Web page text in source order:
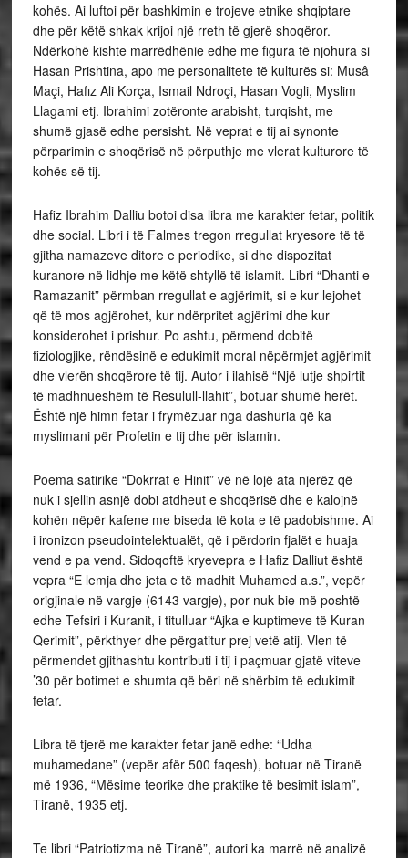
kohës. Ai luftoi për bashkimin e trojeve etnike shqiptare
dhe për këtë shkak krijoi një rreth të gjerë shoqëror.
Ndërkohë kishte marrëdhënie edhe me figura të njohura si
Hasan Prishtina, apo me personalitete të kulturës si: Musâ
Maçi, Hafız Ali Korça, Ismail Ndroçi, Hasan Vogli, Myslim
Llagami etj. Ibrahimi zotëronte arabisht, turqisht, me
shumë gjasë edhe persisht. Në veprat e tij ai synonte
përparimin e shoqërisë në përputhje me vlerat kulturore të
kohës së tij.
Hafiz Ibrahim Dalliu botoi disa libra me karakter fetar, politik
dhe social. Libri i të Falmes tregon rregullat kryesore të të
gjitha namazeve ditore e periodike, si dhe dispozitat
kuranore në lidhje me këtë shtyllë të islamit. Libri “Dhanti e
Ramazanit” përmban rregullat e agjërimit, si e kur lejohet
që të mos agjërohet, kur ndërpritet agjërimi dhe kur
konsiderohet i prishur. Po ashtu, përmend dobitë
fiziologjike, rëndësinë e edukimit moral nëpërmjet agjërimit
dhe vlerën shoqërore të tij. Autor i ilahisë “Një lutje shpirtit
të madhnueshëm të Resulull-llahit”, botuar shumë herët.
Është një himn fetar i frymëzuar nga dashuria që ka
myslimani për Profetin e tij dhe për islamin.
Poema satirike “Dokrrat e Hinit” vë në lojë ata njerëz që
nuk i sjellin asnjë dobi atdheut e shoqërisë dhe e kalojnë
kohën nëpër kafene me biseda të kota e të padobishme. Ai
i ironizon pseudointelektualët, që i përdorin fjalët e huaja
vend e pa vend. Sidoqoftë kryevepra e Hafiz Dalliut është
vepra “E lemja dhe jeta e të madhit Muhamed a.s.”, vepër
origjinale në vargje (6143 vargje), por nuk bie më poshtë
edhe Tefsiri i Kuranit, i titulluar “Ajka e kuptimeve të Kuran
Qerimit”, përkthyer dhe përgatitur prej vetë atij. Vlen të
përmendet gjithashtu kontributi i tij i paçmuar gjatë viteve
’30 për botimet e shumta që bëri në shërbim të edukimit
fetar.
Libra të tjerë me karakter fetar janë edhe: “Udha
muhamedane” (vepër afër 500 faqesh), botuar në Tiranë
më 1936, “Mësime teorike dhe praktike të besimit islam”,
Tiranë, 1935 etj.
Te libri “Patriotizma në Tiranë”, autori ka marrë në analizë